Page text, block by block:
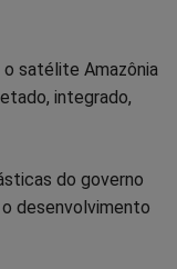
satélite Amazônia
integrado,
do governo
desenvolvimento